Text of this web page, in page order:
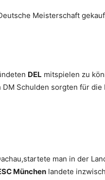
Meisterschaft
DEL mitspielen zu
Schulden sorgten für
man in der
München landete